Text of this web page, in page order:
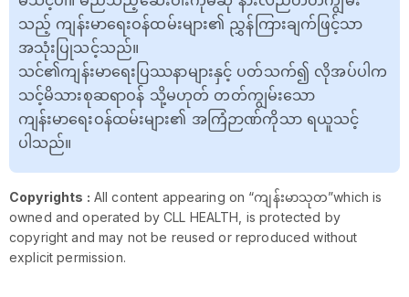
သည့် ကျန်းမာရေးဝန်ထမ်းများ၏ ညွှန်ကြားချက်ဖြင့်သာ
အသုံးပြုသင့်သည်။
သင်၏ကျန်းမာရေးပြဿနာများနှင့် ပတ်သက်၍ လိုအပ်ပါက
သင့်မိသားစုဆရာဝန် သို့မဟုတ် တတ်ကျွမ်းသော
ကျန်းမာရေးဝန်ထမ်းများ၏ အကြံဉာဏ်ကိုသာ ရယူသင့်
ပါသည်။
Copyrights : All content appearing on “ကျန်းမာသုတ”which is
owned and operated by CLL HEALTH, is protected by
copyright and may not be reused or reproduced without
explicit permission.